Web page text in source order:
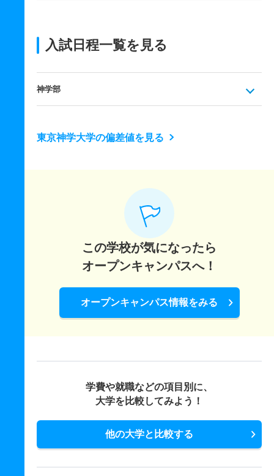
入試日程一覧を見る
神学部
東京神学大学の偏差値を見る
この学校が気になったら
オープンキャンパスへ！
オープンキャンパス情報をみる
学費や就職などの項目別に、
大学を比較してみよう！
他の大学と比較する